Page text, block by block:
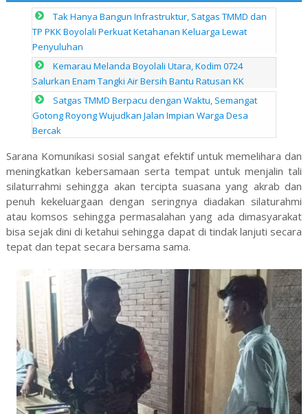
Tak Hanya Bangun Infrastruktur, Satgas TMMD dan
TP PKK Boyolali Perkuat Ketahanan Keluarga Lewat
Penyuluhan
Kemarau Melanda Boyolali Utara, Kodim 0724
Salurkan Enam Tangki Air Bersih Bantu Ratusan KK
Satgas TMMD Berpacu dengan Waktu, Semangat
Gotong Royong Wujudkan Jalan Impian Warga Desa
Bercak
Sarana Komunikasi sosial sangat efektif untuk memelihara dan
meningkatkan kebersamaan serta tempat untuk menjalin tali
silaturrahmi sehingga akan tercipta suasana yang akrab dan
penuh kekeluargaan dengan seringnya diadakan silaturahmi
atau komsos sehingga permasalahan yang ada dimasyarakat
bisa sejak dini di ketahui sehingga dapat di tindak lanjuti secara
tepat dan tepat secara bersama sama.